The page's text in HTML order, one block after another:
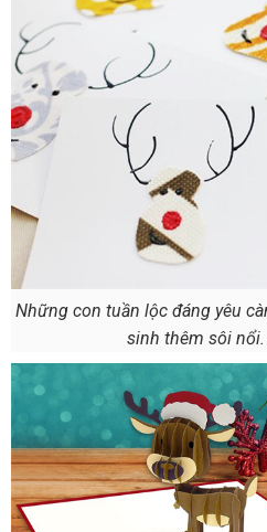
Những con tuần lộc đáng yêu
sinh thêm sôi